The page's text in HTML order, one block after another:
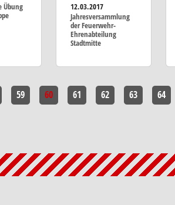
Übung
12.03.2017
Jahresversammlung
der Feuerwehr-
Ehrenabteilung
Stadtmitte
59 60 61 62 63 64